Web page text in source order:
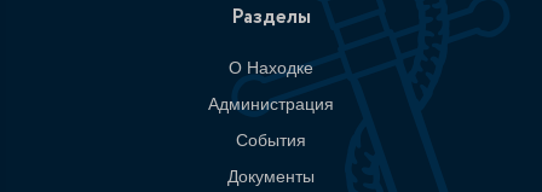
Разделы
О Находке
Администрация
События
Документы